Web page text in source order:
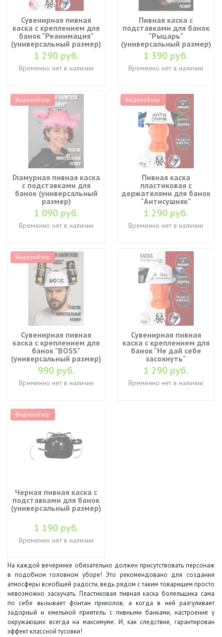
Сувенирная пивная
каска с креплением для
банок "Реанимация"
(универсальный размер)
1 290 руб.
Временно нет в наличии
Пивная каска с
подставками для банок
"Рыцарь"
(универсальный размер)
1 390 руб.
Временно нет в наличии
Видеообзор
Гламурная пивная каска
с подставками для
банок (универсальный
размер)
1 090 руб.
Временно нет в наличии
Видеообзор
Пивная каска
пластиковая с
держателями для банок
"Антисушняк"
1 290 руб.
Временно нет в наличии
Видеообзор
Сувенирная пивная
каска с креплением для
банок "BOSS"
(универсальный размер)
990 руб.
Временно нет в наличии
Сувенирная пивная
каска с креплением для
банок "Не дай себе
засохнуть"
1 290 руб.
Временно нет в наличии
Видеообзор
Черная пивная каска с
подставками для банок
(универсальный размер)
1 190 руб.
Временно нет в наличии
На каждой вечеринке обязательно должен присутствовать персонаж
в подобном головном уборе! Это рекомендовано для создания
атмосферы всеобщей радости, ведь рядом с таким товарищем просто
невозможно заскучать. Пластиковая пивная каска болельщика сама
по себе вызывает фонтан приколов, а когда в ней разгуливает
задорный и хмельной приятель с пивными банками, настроение у
окружающих всегда на максимуме. И, как следствие, гарантирован
эффект классной тусовки!